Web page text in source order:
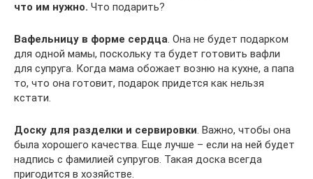
что им нужно. Что подарить?
Вафельницу в форме сердца. Она не будет подарком
для одной мамы, поскольку та будет готовить вафли
для супруга. Когда мама обожает возню на кухне, а папа
то, что она готовит, подарок придется как нельзя
кстати.
Доску для разделки и сервировки. Важно, чтобы она
была хорошего качества. Еще лучше – если на ней будет
надпись с фамилией супругов. Такая доска всегда
пригодится в хозяйстве.